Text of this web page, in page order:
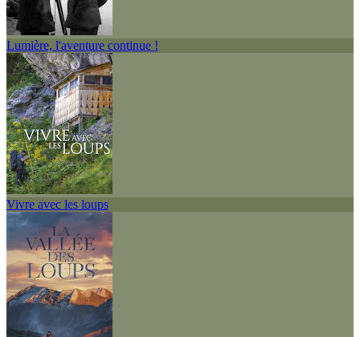
Lumière, l'aventure continue !
Vivre avec les loups